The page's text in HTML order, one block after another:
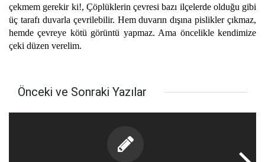
çekmem gerekir ki!, Çöplüklerin çevresi bazı ilçelerde olduğu gibi
üç tarafı duvarla çevrilebilir. Hem duvarın dışına pislikler çıkmaz,
hemde çevreye kötü görüntü yapmaz. Ama öncelikle kendimize
çeki düzen verelim.
Önceki ve Sonraki Yazılar